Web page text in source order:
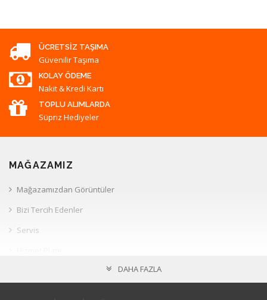
ÜCRETSIZ TAŞIMA
Güvenilir Taşıma
KOLAY ÖDEME
Nakit & Kredi Kartı
TOPLU ALIMLARDA
Süpriz Hediyeler
MAĞAZAMIZ
Mağazamızdan Görüntüler
Bizi Tercih Edenler
Servis
DAHA FAZLA